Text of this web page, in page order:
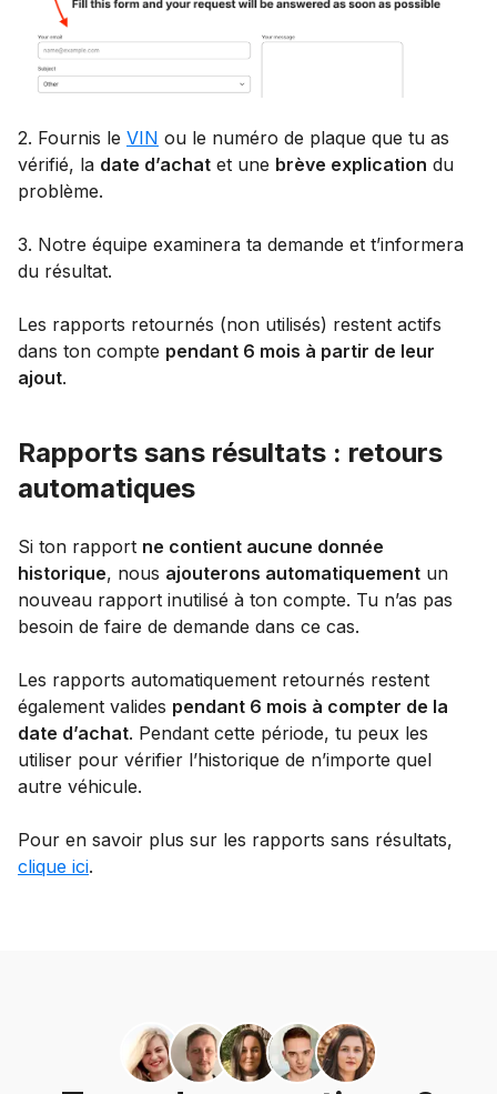
2. Fournis le VIN ou le numéro de plaque que tu as
vérifié, la date d’achat et une brève explication du
problème.
3. Notre équipe examinera ta demande et t’informera
du résultat.
Les rapports retournés (non utilisés) restent actifs
dans ton compte pendant 6 mois à partir de leur
ajout.
Rapports sans résultats : retours
automatiques
Si ton rapport ne contient aucune donnée
historique, nous ajouterons automatiquement un
nouveau rapport inutilisé à ton compte. Tu n’as pas
besoin de faire de demande dans ce cas.
Les rapports automatiquement retournés restent
également valides pendant 6 mois à compter de la
date d’achat. Pendant cette période, tu peux les
utiliser pour vérifier l’historique de n’importe quel
autre véhicule.
Pour en savoir plus sur les rapports sans résultats,
clique ici.